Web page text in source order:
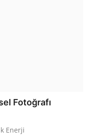
Fotoğrafı
Enerji